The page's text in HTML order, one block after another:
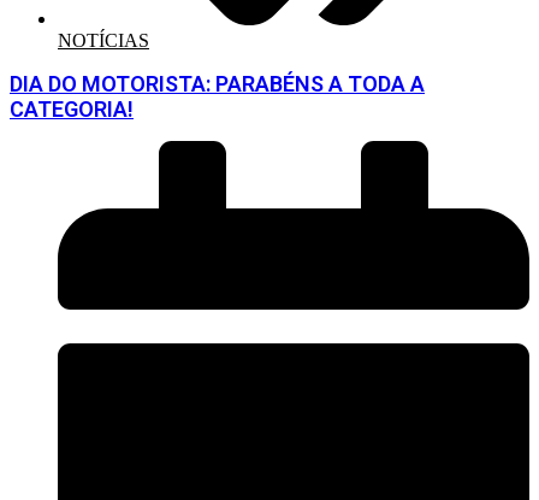
NOTÍCIAS
DIA DO MOTORISTA: PARABÉNS A TODA A
CATEGORIA!